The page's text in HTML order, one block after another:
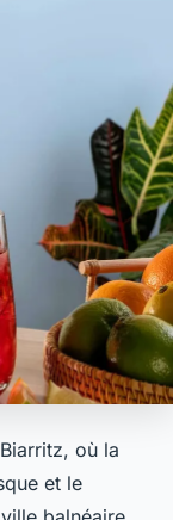
où la
et le